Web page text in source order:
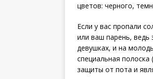
цветов: черного,
Если у вас пропали
или ваш парень, ведь
девушках, и на
специальная
защиты от пота и